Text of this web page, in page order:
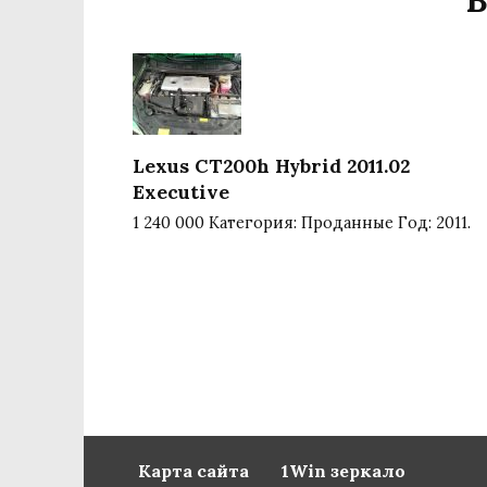
Lexus CT200h Hybrid 2011.02
Executive
1 240 000 Категория: Проданные Год: 2011.
Карта сайта 1Win зеркало